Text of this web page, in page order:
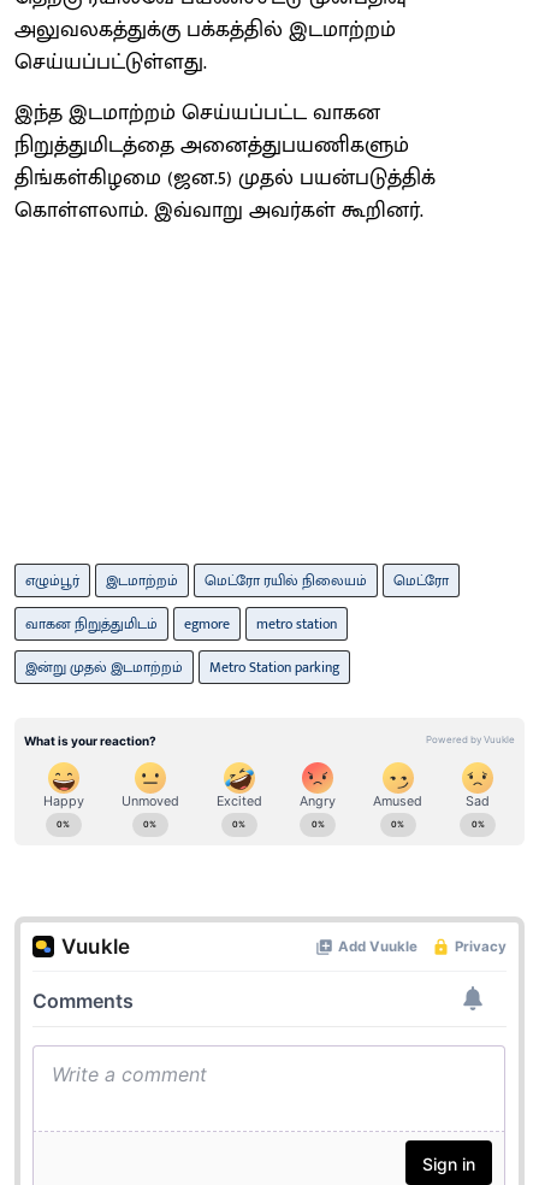
அலுவலகத்துக்கு பக்கத்தில் இடமாற்றம்
செய்யப்பட்டுள்ளது.
இந்த இடமாற்றம் செய்யப்பட்ட வாகன
நிறுத்துமிடத்தை அனைத்துபயணிகளும்
திங்கள்கிழமை (ஜன.5) முதல் பயன்படுத்திக்
கொள்ளலாம். இவ்வாறு அவர்கள் கூறினர்.
எழும்பூர் இடமாற்றம் மெட்ரோ ரயில் நிலையம்
மெட்ரோ
வாகன நிறுத்துமிடம்
egmore
metro station
இன்று முதல் இடமாற்றம்
Metro Station parking